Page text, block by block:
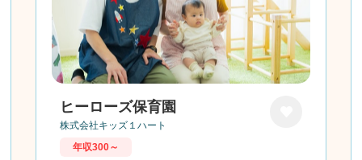
ヒーローズ保育園
株式会社キッズ１ハート
年収300～